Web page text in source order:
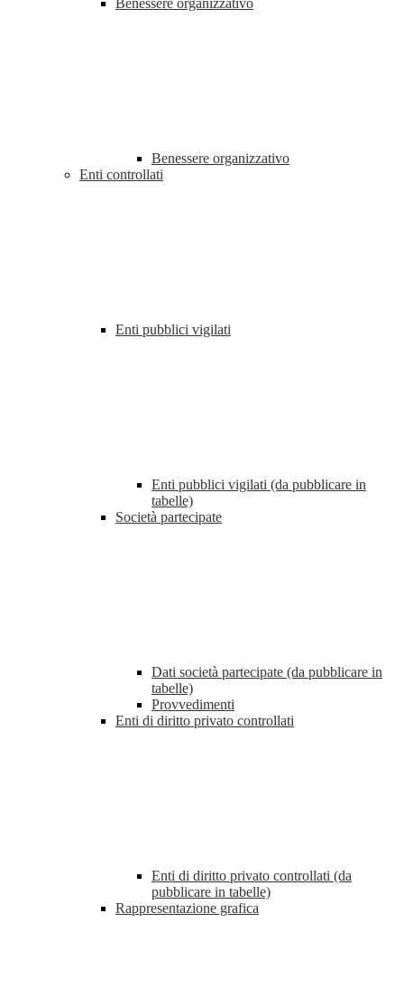
Benessere organizzativo
Benessere organizzativo
Enti controllati
Enti pubblici vigilati
Enti pubblici vigilati (da pubblicare in
tabelle)
Società partecipate
Dati società partecipate (da pubblicare in
tabelle)
Provvedimenti
Enti di diritto privato controllati
Enti di diritto privato controllati (da
pubblicare in tabelle)
Rappresentazione grafica